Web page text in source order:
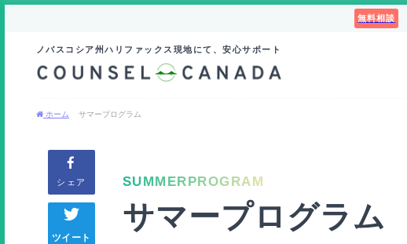
無料相談
ノバスコシア州ハリファックス現地にて、安心サポート
ホーム サマープログラム
シェア
ツイート
SUMMERPROGRAM
サマープログラム